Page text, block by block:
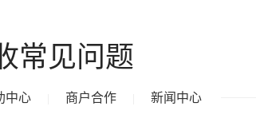
常见问题
中心 商户合作 新闻中心